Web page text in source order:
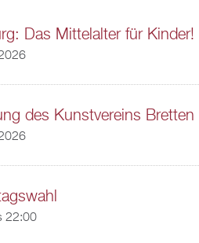
Das Mittelalter für Kinder!
des Kunstvereins Bretten
22:00